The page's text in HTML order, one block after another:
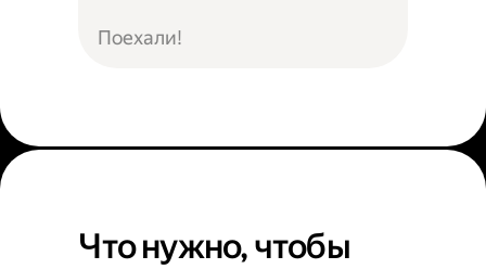
Поехали!
Что нужно, чтобы